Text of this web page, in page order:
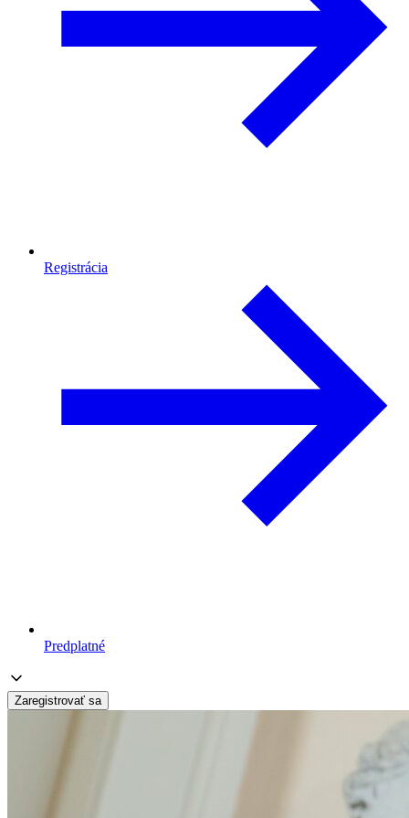
Registrácia
Predplatné
Zaregistrovať sa